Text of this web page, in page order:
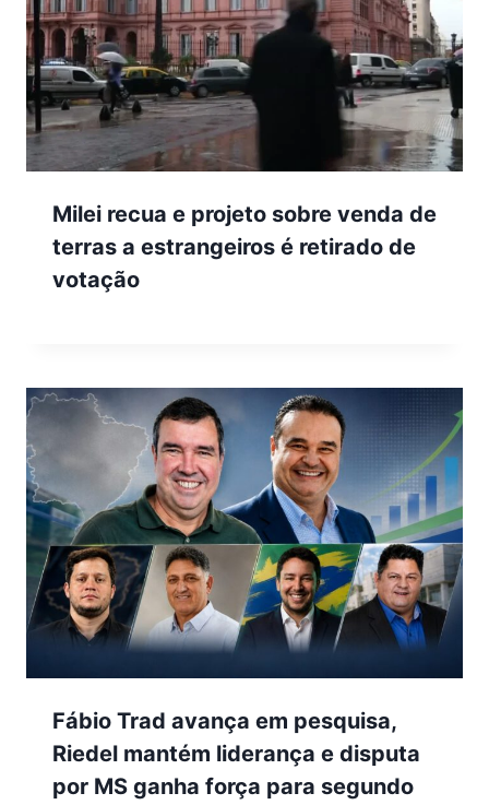
Milei recua e projeto sobre venda de
terras a estrangeiros é retirado de
votação
Fábio Trad avança em pesquisa,
Riedel mantém liderança e disputa
por MS ganha força para segundo